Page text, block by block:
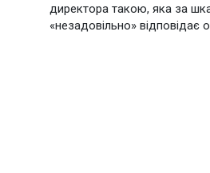
директора такою, яка за
«незадовільно» відповідає